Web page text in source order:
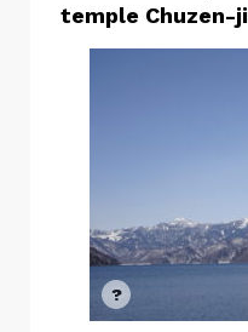
temple Chuzen-ji